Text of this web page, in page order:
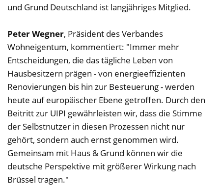
und Grund Deutschland ist langjähriges Mitglied.
Peter Wegner, Präsident des Verbandes
Wohneigentum, kommentiert: "Immer mehr
Entscheidungen, die das tägliche Leben von
Hausbesitzern prägen - von energieeffizienten
Renovierungen bis hin zur Besteuerung - werden
heute auf europäischer Ebene getroffen. Durch den
Beitritt zur UIPI gewährleisten wir, dass die Stimme
der Selbstnutzer in diesen Prozessen nicht nur
gehört, sondern auch ernst genommen wird.
Gemeinsam mit Haus & Grund können wir die
deutsche Perspektive mit größerer Wirkung nach
Brüssel tragen."